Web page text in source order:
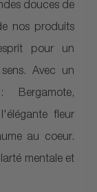
douces de
nos produits
pour un
Avec un
fleur
au coeur.
mentale et